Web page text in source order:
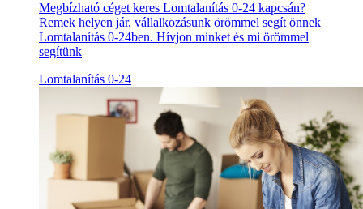
Megbízható céget keres Lomtalanítás 0-24 kapcsán?
Remek helyen jár, vállalkozásunk örömmel segít önnek
Lomtalanítás 0-24ben. Hívjon minket és mi örömmel
segítünk
Lomtalanítás 0-24